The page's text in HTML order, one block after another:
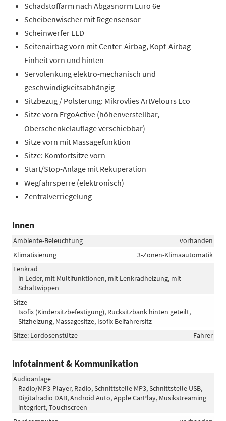
Schadstoffarm nach Abgasnorm Euro 6e
Scheibenwischer mit Regensensor
Scheinwerfer LED
Seitenairbag vorn mit Center-Airbag, Kopf-Airbag-
Einheit vorn und hinten
Servolenkung elektro-mechanisch und
geschwindigkeitsabhängig
Sitzbezug / Polsterung: Mikrovlies ArtVelours Eco
Sitze vorn ErgoActive (höhenverstellbar,
Oberschenkelauflage verschiebbar)
Sitze vorn mit Massagefunktion
Sitze: Komfortsitze vorn
Start/Stop-Anlage mit Rekuperation
Wegfahrsperre (elektronisch)
Zentralverriegelung
Innen
Ambiente-Beleuchtung
vorhanden
Klimatisierung
3-Zonen-Klimaautomatik
Lenkrad
in Leder, mit Multifunktionen, mit Lenkradheizung, mit
Schaltwippen
Sitze
Isofix (Kindersitzbefestigung), Rücksitzbank hinten geteilt,
Sitzheizung, Massagesitze, Isofix Beifahrersitz
Sitze: Lordosenstütze
Fahrer
Infotainment & Kommunikation
Audioanlage
Radio/MP3-Player, Radio, Schnittstelle MP3, Schnittstelle USB,
Digitalradio DAB, Android Auto, Apple CarPlay, Musikstreaming
integriert, Touchscreen